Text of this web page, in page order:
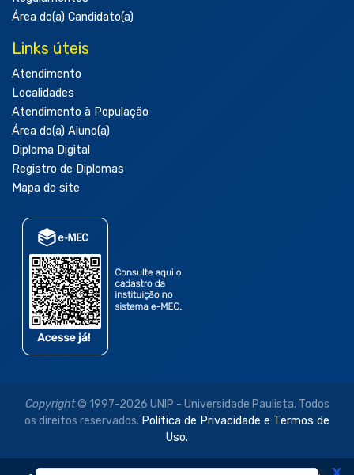
Área do(a) Candidato(a)
Links úteis
Atendimento
Localidades
Atendimento à População
Área do(a) Aluno(a)
Diploma Digital
Registro de Diplomas
Mapa do site
Copyright© 1997-2026 UNIP - Universidade Paulista. Todos
os direitos reservados. Política de Privacidade e Termos de
Uso.